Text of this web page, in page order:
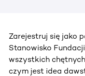
Zarejestruj się jako
Stanowisko
wszystkich
czym jest idea